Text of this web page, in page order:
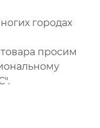
городах
просим